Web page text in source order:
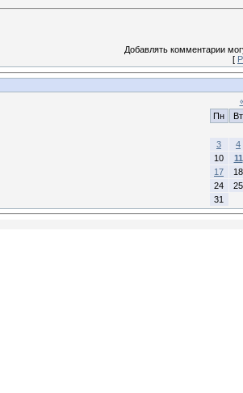
Добавлять комментарии
[
Пн
Вт
3
4
10
11
17
18
24
25
31